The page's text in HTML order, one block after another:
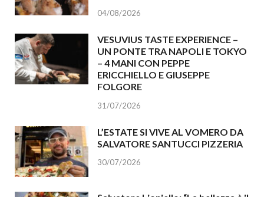
04/08/2026
VESUVIUS TASTE EXPERIENCE –
UN PONTE TRA NAPOLI E TOKYO
– 4 MANI CON PEPPE
ERICCHIELLO E GIUSEPPE
FOLGORE
31/07/2026
L’ESTATE SI VIVE AL VOMERO DA
SALVATORE SANTUCCI PIZZERIA
30/07/2026